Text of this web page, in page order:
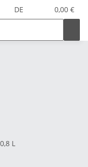
DE 0,00 €